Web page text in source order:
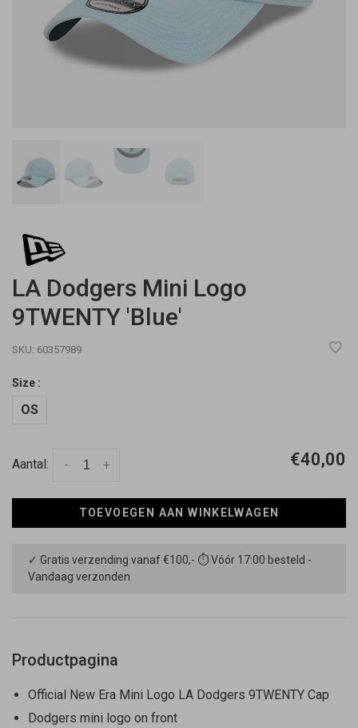
LA Dodgers Mini Logo
9TWENTY 'Blue'
SKU: 60357989
Size :
OS
Aantal: +
- €40,00
TOEVOEGEN AAN WINKELWAGEN
✓ Gratis verzending vanaf €100,- ⏱ Vóór 17:00 besteld -
Vandaag verzonden
Productpagina
Official New Era Mini Logo LA Dodgers 9TWENTY Cap
Dodgers mini logo on front